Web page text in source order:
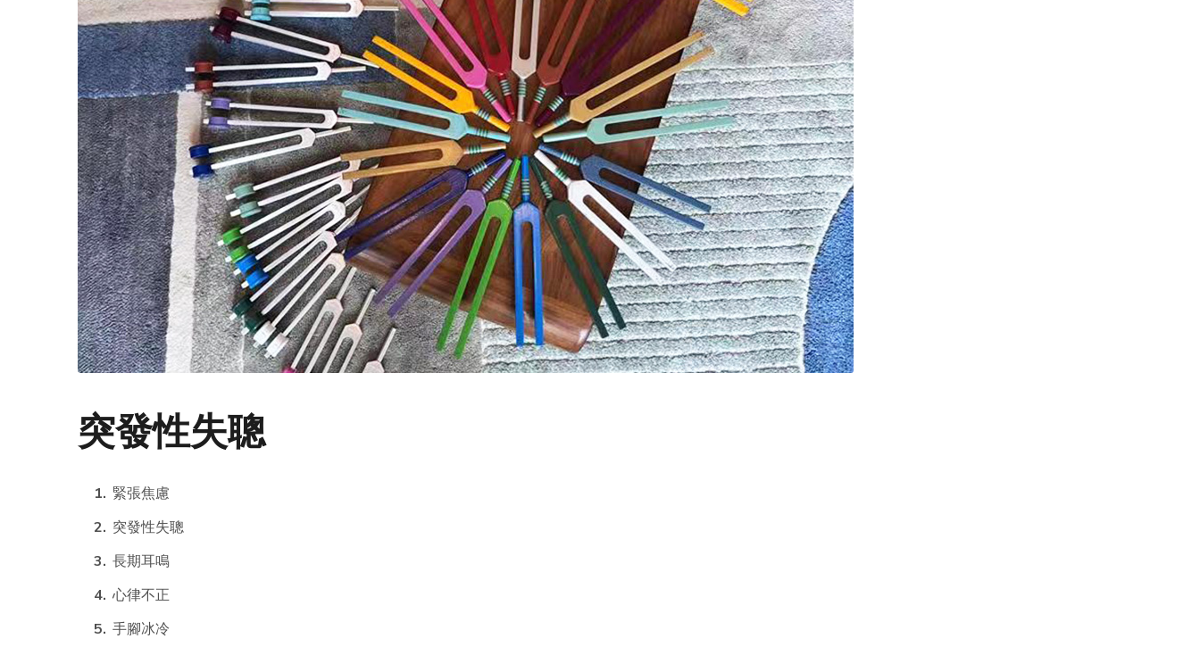
突發性失聰
緊張焦慮
突發性失聰
長期耳鳴
心律不正
手腳冰冷